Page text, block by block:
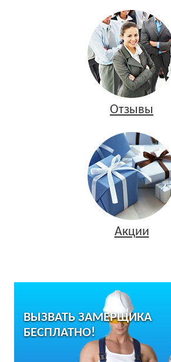
Отзывы
Акции
ВЫЗВАТЬ ЗАМЕРЩИКА
БЕСПЛАТНО!